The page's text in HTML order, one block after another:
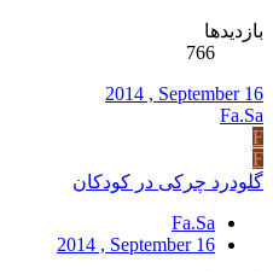
بازدیدها
766
2014 , September 16
Fa.Sa
F
F
گلودرد چرکی در​ کودکان
Fa.Sa
2014 , September 16